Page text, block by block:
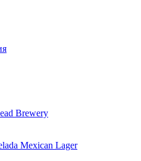
Brewery
Mexican Lager